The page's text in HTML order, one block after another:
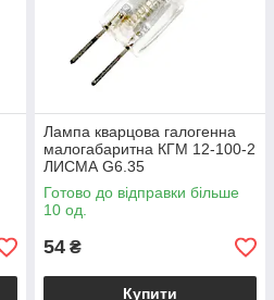
Лампа кварцова галогенна
малогабаритна КГМ 12-100-2
ЛИСМА G6.35
Готово до відправки більше
10 од.
54 ₴
Купити